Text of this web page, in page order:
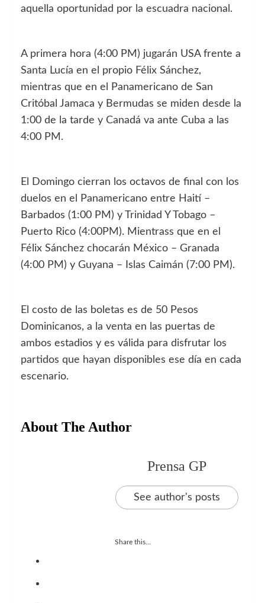
aquella oportunidad por la escuadra nacional.
A primera hora (4:00 PM) jugarán USA frente a
Santa Lucía en el propio Félix Sánchez,
mientras que en el Panamericano de San
Critóbal Jamaca y Bermudas se miden desde la
1:00 de la tarde y Canadá va ante Cuba a las
4:00 PM.
El Domingo cierran los octavos de final con los
duelos en el Panamericano entre Haití –
Barbados (1:00 PM) y Trinidad Y Tobago –
Puerto Rico (4:00PM). Mientrass que en el
Félix Sánchez chocarán México – Granada
(4:00 PM) y Guyana – Islas Caimán (7:00 PM).
El costo de las boletas es de 50 Pesos
Dominicanos, a la venta en las puertas de
ambos estadios y es válida para disfrutar los
partidos que hayan disponibles ese día en cada
escenario.
About The Author
Prensa GP
See author's posts
Share this...